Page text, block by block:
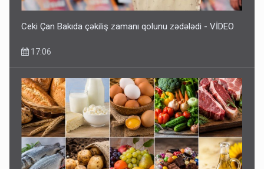
Ceki Çan Bakıda çəkiliş zamanı qolunu zədələdi - VİDEO
17:06